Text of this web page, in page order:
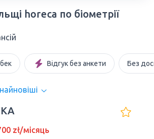
horeca по біометрії
Відгук без анкети Без
найновіші
zł/місяць